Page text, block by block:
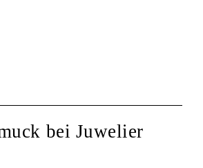
bei Juwelier